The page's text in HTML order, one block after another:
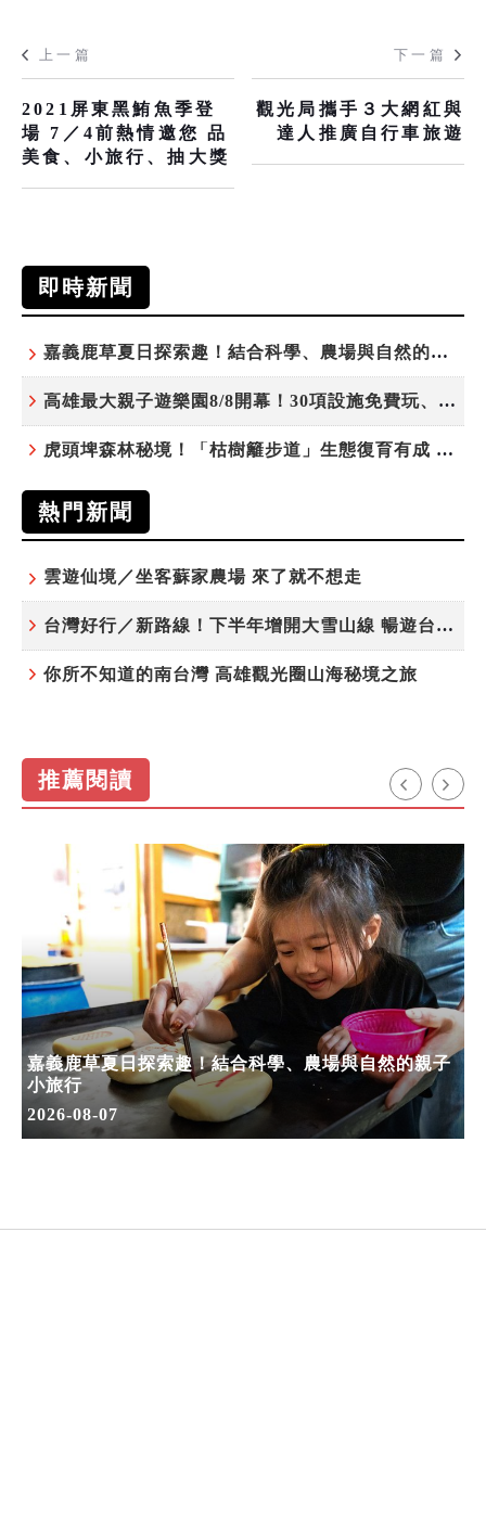
上一篇
2021屏東黑鮪魚季登
場 7／4前熱情邀您 品
美食、小旅行、抽大獎
下一篇
觀光局攜手３大網紅與
達人推廣自行車旅遊
即時新聞
嘉義鹿草夏日探索趣！結合科學、農場與自然的親子小旅行
高雄最大親子遊樂園8/8開幕！30項設施免費玩、YOYO家族嗨翻暑假
虎頭埤森林秘境！「枯樹籬步道」生態復育有成 走進大自然生命教室
熱門新聞
雲遊仙境／坐客蘇家農場 來了就不想走
台灣好行／新路線！下半年增開大雪山線 暢遊台中更便利
你所不知道的南台灣 高雄觀光圈山海秘境之旅
推薦閱讀
嘉義鹿草夏日探索趣！結合科學、農場與自然的親子
小旅行
2026-08-07